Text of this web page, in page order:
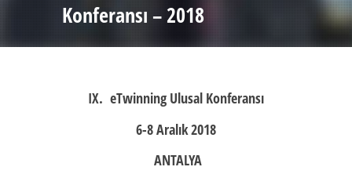
Konferansı – 2018
IX. eTwinning Ulusal Konferansı
6-8 Aralık 2018
ANTALYA